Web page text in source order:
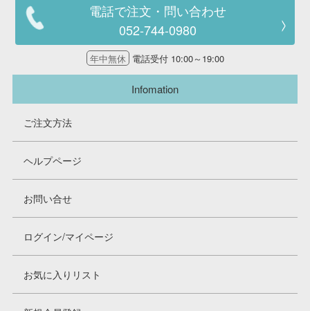
電話で注文・問い合わせ
052-744-0980
年中無休 電話受付 10:00～19:00
Infomation
ご注文方法
ヘルプページ
お問い合せ
ログイン/マイページ
お気に入りリスト